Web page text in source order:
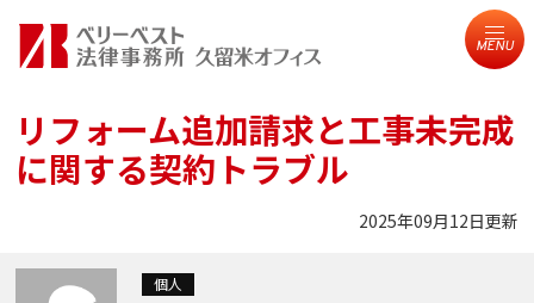
MENU
リフォーム追加請求と工事未完成
に関する契約トラブル
2025年09月12日更新
個人